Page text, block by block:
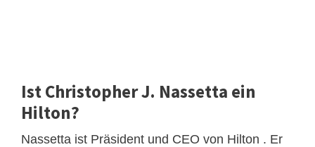
Ist Christopher J. Nassetta ein
Hilton?
Nassetta ist Präsident und CEO von Hilton . Er